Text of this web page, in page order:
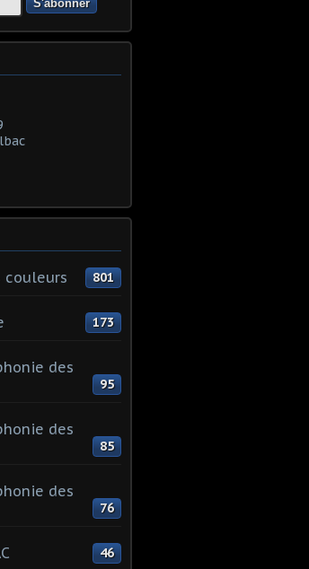
couleurs 801
173
des
95
des
85
des
76
46